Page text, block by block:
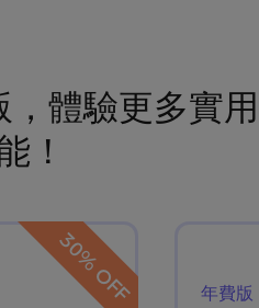
體驗更多實用
！
30% OFF 年費版